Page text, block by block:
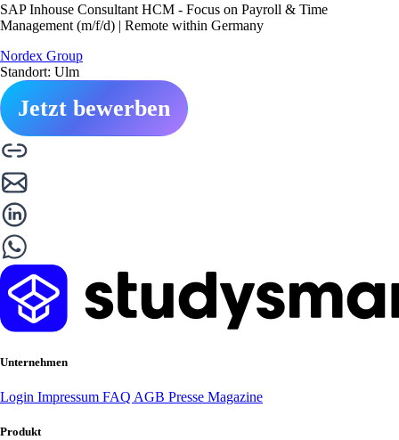
SAP Inhouse Consultant HCM - Focus on Payroll & Time
Management (m/f/d) | Remote within Germany
Nordex Group
Standort: Ulm
Jetzt bewerben
Unternehmen
Login Impressum FAQ AGB Presse Magazine
Produkt